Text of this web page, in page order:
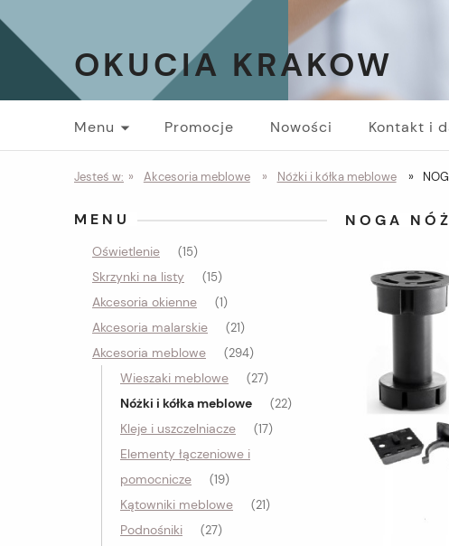
OKUCIA KRAKOW
Menu Promocje Nowości Kontakt i
Jesteś w: » Akcesoria meblowe » Nóżki i kółka meblowe »
MENU
Oświetlenie (15)
Skrzynki na listy (15)
Akcesoria okienne (1)
Akcesoria malarskie (21)
Akcesoria meblowe (294)
Wieszaki meblowe (27)
Nóżki i kółka meblowe (22)
Kleje i uszczelniacze (17)
Elementy łączeniowe i
pomocnicze
(19)
Kątowniki meblowe (21)
Podnośniki (27)
NOGA